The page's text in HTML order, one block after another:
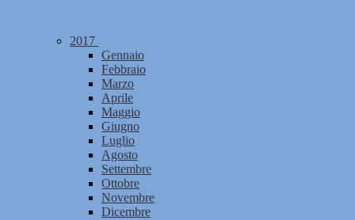
2017
Gennaio
Febbraio
Marzo
Aprile
Maggio
Giugno
Luglio
Agosto
Settembre
Ottobre
Novembre
Dicembre